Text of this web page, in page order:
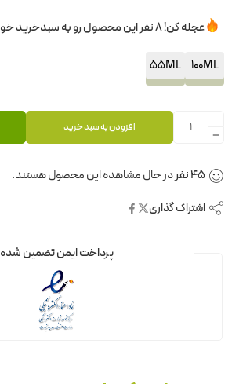
عجله کن! 8 نفر این محصول رو به سبدخرید خودشون اضافه کردن.
100ML
55ML
افزودن به سبد خرید
45نفردر حال مشاهده این محصول هستند.
اشتراک گذاری
پرداخت ایمن تضمین شده